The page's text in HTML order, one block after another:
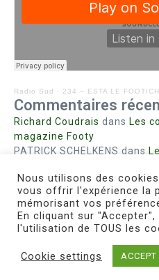
Radio Sud · 234 – ESTA LE
Commentaires
Richard Coudrais dans Les
magazine Footy
PATRICK SCHELKENS dans
Bohn fabiennedans
Steph. RUTA dansLust for
MIRMANDdansPieds agiles
Copyright © 2026 Le
Nous utilisons des
vous offrir l'expérience la
mémorisant vos
En cliquant sur
l'utilisation de TOUS les
Cookie settings ACCEPT